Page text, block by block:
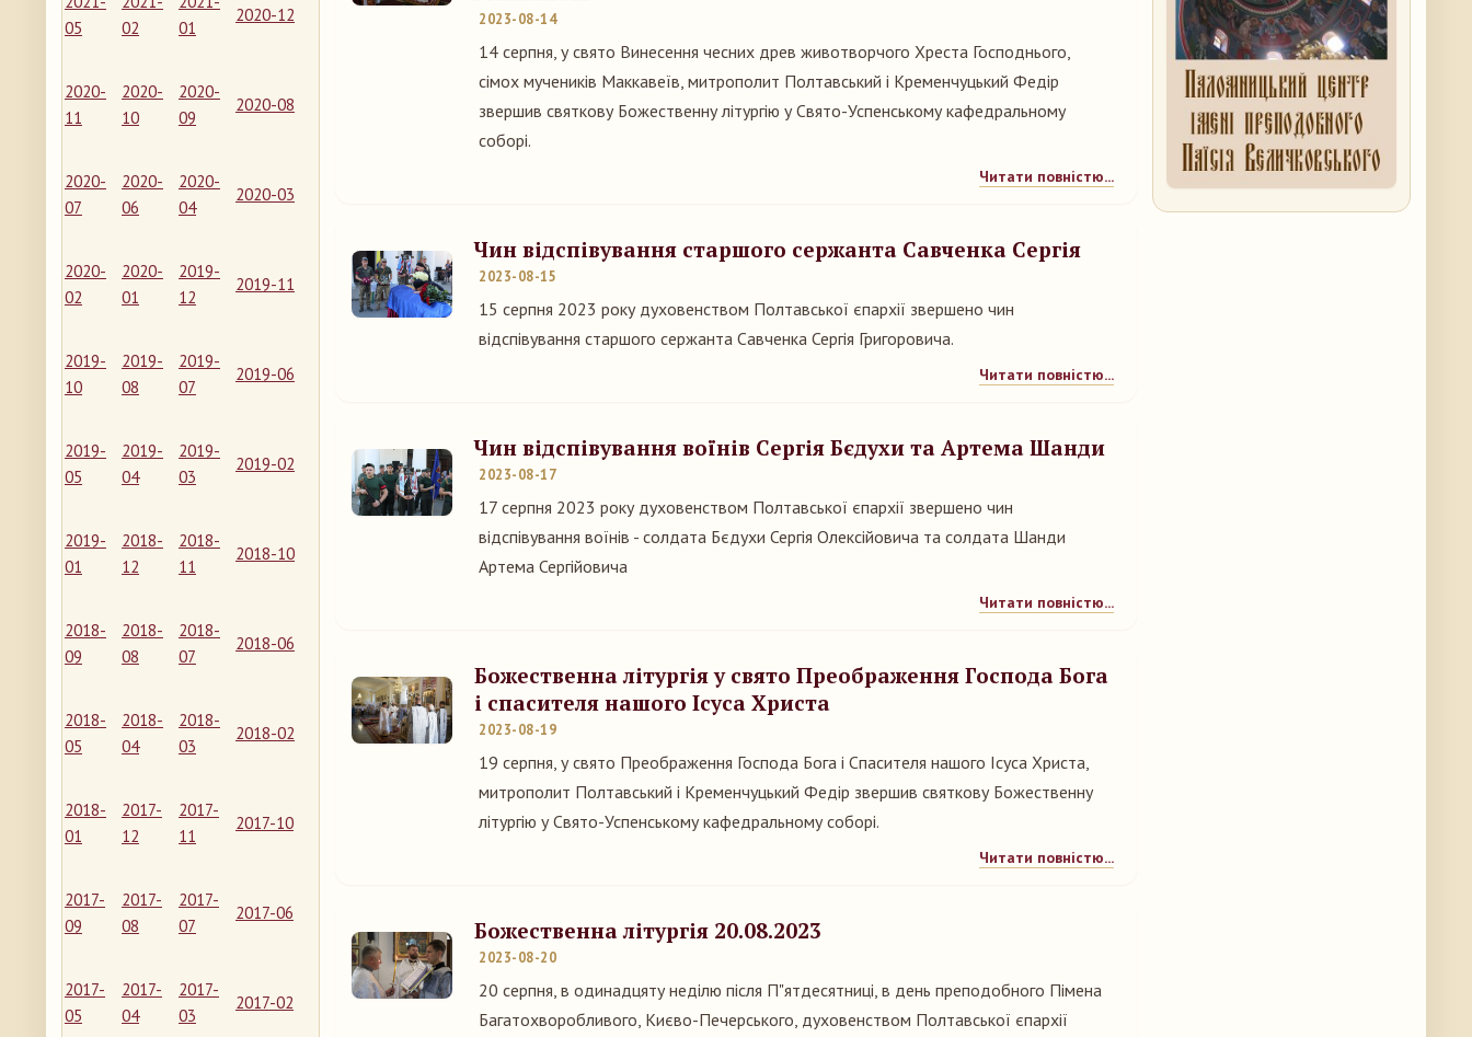
05
02
01
2020-12
2020-
11
2020-
10
2020-
09
2020-08
2020-
07
2020-
06
2020-
04
2020-03
2020-
02
2020-
01
2019-
12
2019-11
2019-
10
2019-
08
2019-
07
2019-06
2019-
05
2019-
04
2019-
03
2019-02
2019-
01
2018-
12
2018-
11
2018-10
2018-
09
2018-
08
2018-
07
2018-06
2018-
05
2018-
04
2018-
03
2018-02
2018-
01
2017-
12
2017-
11
2017-10
2017-
09
2017-
08
2017-
07
2017-06
2017-
05
2017-
04
2017-
03
2017-02
2023-08-14
14 серпня, у свято Винесення чесних древ животворчого Хреста Господнього,
сімох мучеників Маккавеїв, митрополит Полтавський і Кременчуцький Федір
звершив святкову Божественну літургію у Свято-Успенському кафедральному
соборі.
Читати повністю...
Чин відспівування старшого сержанта Савченка Сергія
2023-08-15
15 серпня 2023 року духовенством Полтавської єпархії звершено чин
відспівування старшого сержанта Савченка Сергія Григоровича.
Читати повністю...
Чин відспівування воїнів Сергія Бєдухи та Артема Шанди
2023-08-17
17 серпня 2023 року духовенством Полтавської єпархії звершено чин
відспівування воїнів - солдата Бєдухи Сергія Олексійовича та солдата Шанди
Артема Сергійовича
Читати повністю...
Божественна літургія у свято Преображення Господа Бога
і спасителя нашого Ісуса Христа
2023-08-19
19 серпня, у свято Преображення Господа Бога і Спасителя нашого Ісуса Христа,
митрополит Полтавський і Кременчуцький Федір звершив святкову Божественну
літургію у Свято-Успенському кафедральному соборі.
Читати повністю...
Божественна літургія 20.08.2023
2023-08-20
20 серпня, в одинадцяту неділю після П"ятдесятниці, в день преподобного Пімена
Багатохворобливого, Києво-Печерського, духовенством Полтавської єпархії